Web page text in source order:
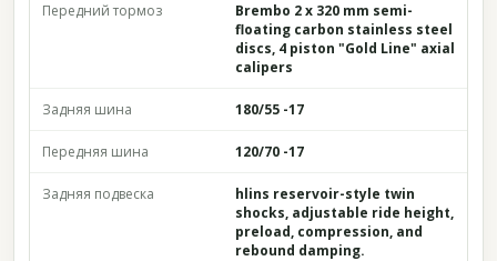
Передний тормоз
Brembo 2 x 320 mm semi-
floating carbon stainless steel
discs, 4 piston "Gold Line" axial
calipers
Задняя шина 180/55 -17
Передняя шина 120/70 -17
Задняя подвеска
hlins reservoir-style twin
shocks, adjustable ride height,
preload, compression, and
rebound damping.